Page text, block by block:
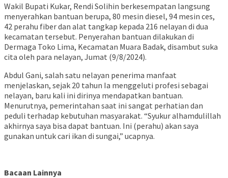
Wakil Bupati Kukar, Rendi Solihin berkesempatan langsung
menyerahkan bantuan berupa, 80 mesin diesel, 94 mesin ces,
42 perahu fiber dan alat tangkap kepada 216 nelayan di dua
kecamatan tersebut. Penyerahan bantuan dilakukan di
Dermaga Toko Lima, Kecamatan Muara Badak, disambut suka
cita oleh para nelayan, Jumat (9/8/2024).
Abdul Gani, salah satu nelayan penerima manfaat
menjelaskan, sejak 20 tahun Ia menggeluti profesi sebagai
nelayan, baru kali ini dirinya mendapatkan bantuan.
Menurutnya, pemerintahan saat ini sangat perhatian dan
peduli terhadap kebutuhan masyarakat. “Syukur alhamdulillah
akhirnya saya bisa dapat bantuan. Ini (perahu) akan saya
gunakan untuk cari ikan di sungai,” ucapnya.
Bacaan Lainnya